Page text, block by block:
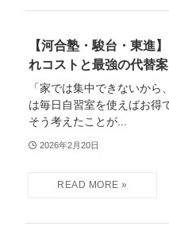
【河合塾・駿台・東進
れコストと最強の代替案
「家では集中できないか
は毎日自習室を使えばお得
そう考えたことが...
2026年2月20日